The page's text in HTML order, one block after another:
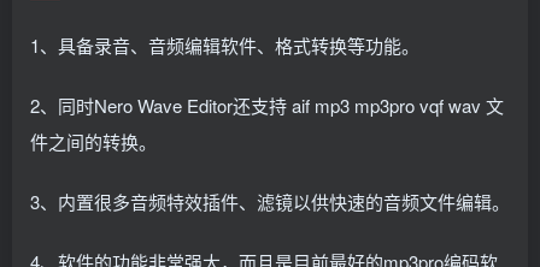
1、具备录音、音频编辑软件、格式转换等功能。
2、同时Nero Wave Editor还支持 aif mp3 mp3pro vqf wav 文
件之间的转换。
3、内置很多音频特效插件、滤镜以供快速的音频文件编辑。